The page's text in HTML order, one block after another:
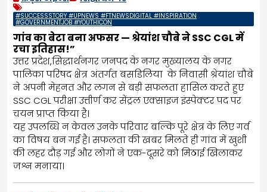
#SUCCESSSTORY #UPNEWS #FTNEWSDIGITAL #INSPIRATION
#GOVERNMENTJOB #YOUTHICON
गांव का बेटा बना अफसर — श्रेयांश चौबे ने SSC CGL में
रचा इतिहास!”
उत्तर प्रदेश,सिद्धार्थनगर जनपद के नगर मुख्यालय के नगर
पालिका परिषद क्षेत्र अंतर्गत बसडिलिया के निवासी श्रेयांश चौबे
ने अपनी मेहनत और लगन से बड़ी सफलता हासिल करते हुए
SSC CGL परीक्षा उत्तीर्ण कर सेंट्रल एक्साइज इंस्पेक्टर पद पर
चयन प्राप्त किया है।
यह उपलब्धि न केवल उनके परिवार बल्कि पूरे क्षेत्र के लिए गर्व
का विषय बन गई है। सफलता की खबर मिलते ही गांव में खुशी
की लहर दौड़ गई और लोगों ने एक-दूसरे को मिठाई खिलाकर
जश्न मनाया।